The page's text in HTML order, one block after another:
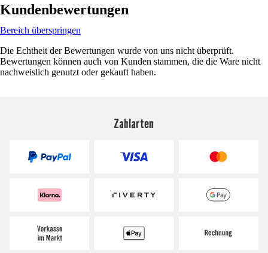
Kundenbewertungen
Bereich überspringen
Die Echtheit der Bewertungen wurde von uns nicht überprüft.
Bewertungen können auch von Kunden stammen, die die Ware nicht
nachweislich genutzt oder gekauft haben.
Zahlarten